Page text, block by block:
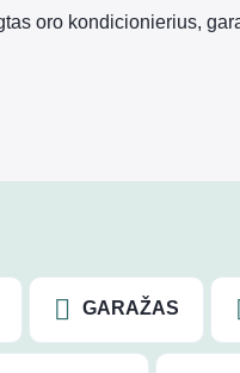
oro kondicionierius,
GARAŽAS